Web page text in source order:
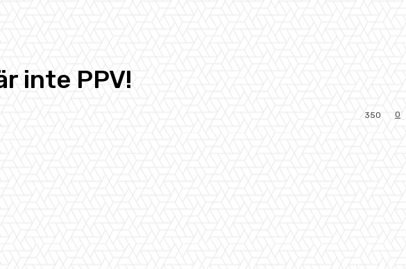
inte PPV!
0
350